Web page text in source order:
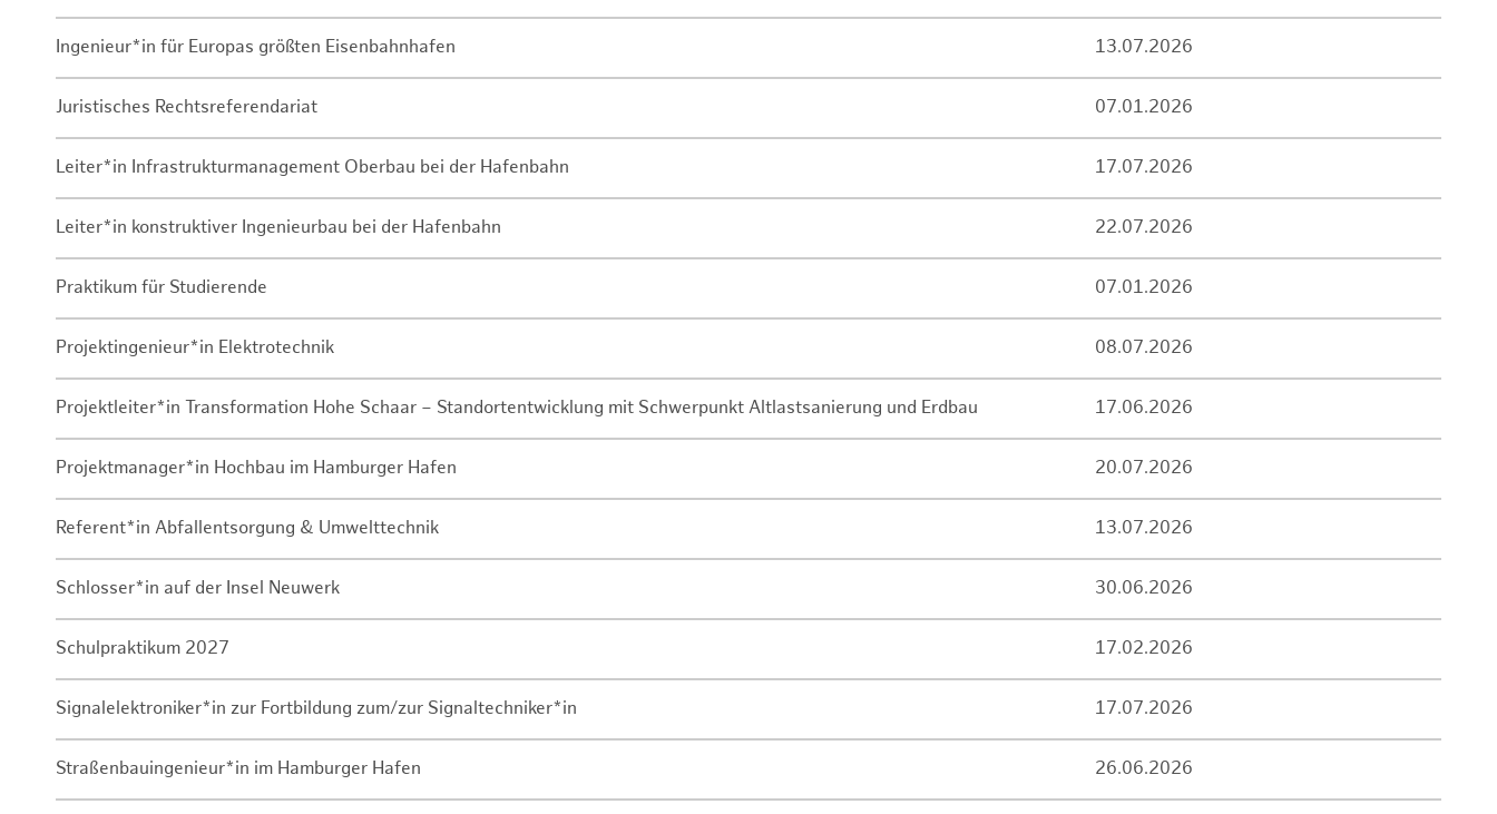
Ingenieur*in für Europas größten Eisenbahnhafen 13.07.2026
Juristisches Rechtsreferendariat 07.01.2026
Leiter*in Infrastrukturmanagement Oberbau bei der Hafenbahn 17.07.2026
Leiter*in konstruktiver Ingenieurbau bei der Hafenbahn 22.07.2026
Praktikum für Studierende 07.01.2026
Projektingenieur*in Elektrotechnik 08.07.2026
Projektleiter*in Transformation Hohe Schaar – Standortentwicklung mit Schwerpunkt Altlastsanierung und Erdbau 17.06.2026
Projektmanager*in Hochbau im Hamburger Hafen 20.07.2026
Referent*in Abfallentsorgung & Umwelttechnik 13.07.2026
Schlosser*in auf der Insel Neuwerk 30.06.2026
Schulpraktikum 2027 17.02.2026
Signalelektroniker*in zur Fortbildung zum/zur Signaltechniker*in 17.07.2026
Straßenbauingenieur*in im Hamburger Hafen 26.06.2026